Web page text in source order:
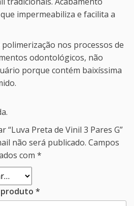
impermeabiliza e facilita a
nos processos de
odontológicos, não
porque contém baixíssima
“Luva Preta de Vinil 3 Pares G”
não será publicado. Campos
com *
produto *